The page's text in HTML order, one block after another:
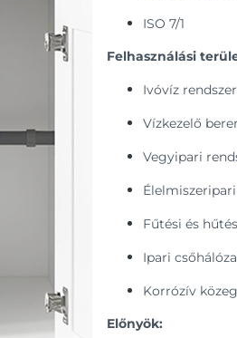
ISO 7/1
Felhasználási
Ivóvíz
Vízkezelő
Vegyipari
Fűtési és
Ipari
Korrózív
Előnyök: